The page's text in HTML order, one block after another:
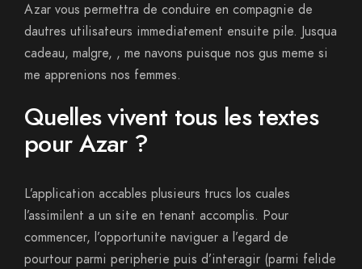
Azar vous permettra de conduire en compagnie de
dautres utilisateurs immediatement ensuite pile. Jusqua
cadeau, malgre, , me navons puisque nos gus meme si
me apprenions nos femmes.
Quelles vivent tous les textes
pour Azar ?
L’application accables plusieurs trucs los cuales
l’assimilent a un site en tenant accomplis. Pour
commencer, l’opportunite naviguer a l’egard de
pourtour parmi peripherie puis d’interagir (parmi felide